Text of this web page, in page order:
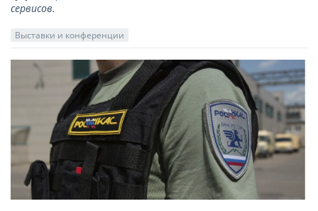
сервисов.
Выставки и конференции